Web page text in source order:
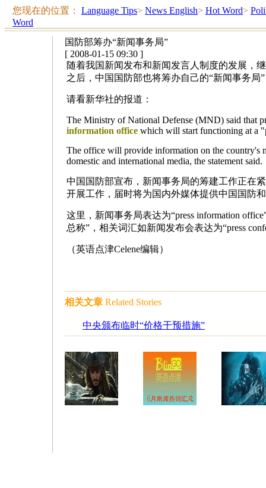
您现在的位置： Language Tips> News English> Hot Word>
Word
国防部筹办“新闻事务局”
[ 2008-01-15 09:30 ]
随着我国新闻发布和新闻发言人制度的发展，
之后，中国国防部也将筹办自己的“新闻事务局
请看新华社的报道：
The Ministry of National Defense (MND) said that
information office which will start functioning at a
The office will provide information on the country's
domestic and international media, the statement said.
中国国防部宣布，新闻事务局的筹建工作正在
开展工作，届时将为国内外媒体提供中国国防
这里，新闻事务局表达为“press information
总称”，相关词汇如新闻发布会表达为“press
（英语点津Celene编辑）
相关文章 Related Stories
中央颁布临时“价格干预措施”